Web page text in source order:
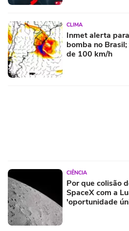
CLIMA
Inmet alerta
bomba no
de 100 km/h
CIÊNCIA
Por que colisão
SpaceX com a
'oportunidade